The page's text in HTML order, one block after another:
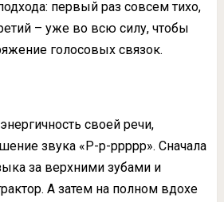
первый раз совсем тихо,
– уже во всю силу, чтобы
голосовых связок.
своей речи,
звука «Р-р-ррррр». Сначала
за верхними зубами и
А затем на полном вдохе